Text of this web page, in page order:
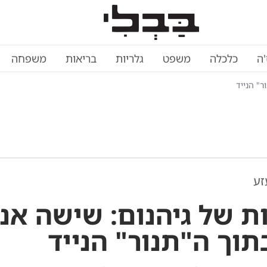
כלכלה משפט גלריות בריאות משפחה
של גיהנום: שישה
ה"תנור" הנייד